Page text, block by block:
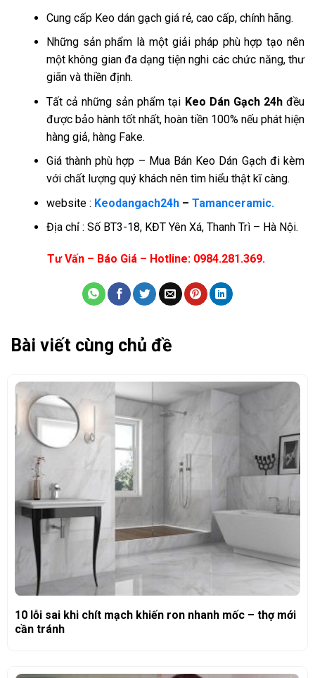
Cung cấp Keo dán gạch giá rẻ, cao cấp, chính hãng.
Những sản phẩm là một giải pháp phù hợp tạo nên
một không gian đa dạng tiện nghi các chức năng, thư
giãn và thiền định.
Tất cả những sản phẩm tại Keo Dán Gạch 24hđều
được bảo hành tốt nhất, hoàn tiền 100% nếu phát hiện
hàng giả, hàng Fake.
Giá thành phù hợp – Mua Bán Keo Dán Gạch đi kèm
với chất lượng quý khách nên tìm hiểu thật kĩ càng.
website : Keodangach24h– Tamanceramic.
Địa chỉ : Số BT3-18, KĐT Yên Xá, Thanh Trì – Hà Nội.
Tư Vấn – Báo Giá – Hotline: 0984.281.369.
Bài viết cùng chủ đề
10 lỗi sai khi chít mạch khiến ron nhanh mốc – thợ mới
cần tránh